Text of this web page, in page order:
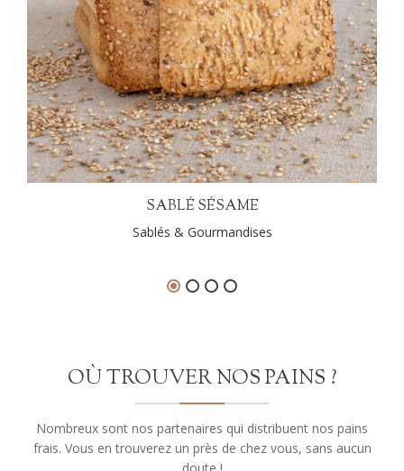
SABLÉ SÉSAME
Sablés & Gourmandises
OÙ TROUVER NOS PAINS ?
Nombreux sont nos partenaires qui distribuent nos pains
frais. Vous en trouverez un près de chez vous, sans aucun